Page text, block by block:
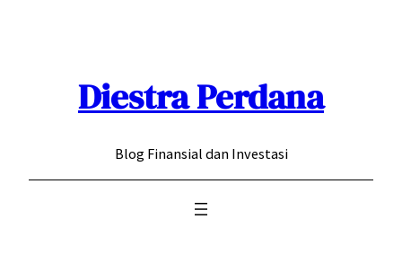
Diestra Perdana
Blog Finansial dan Investasi